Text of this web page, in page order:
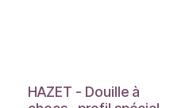
HAZET - Douille à